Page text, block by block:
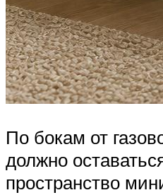
По бокам от
должно
пространство